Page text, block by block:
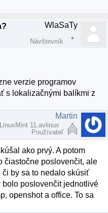
WlaSaTy
Návštevník
verzie programov
s lokalizačnými balíkmi z
Martin
LinuxMint 11,avlinux
Používateľ
ako prvý. A potom
čiastočne poslovenčit, ale
či by sa to nedalo skúsiť
bolo poslovenčit jednotlivé
openshot a office. To sa